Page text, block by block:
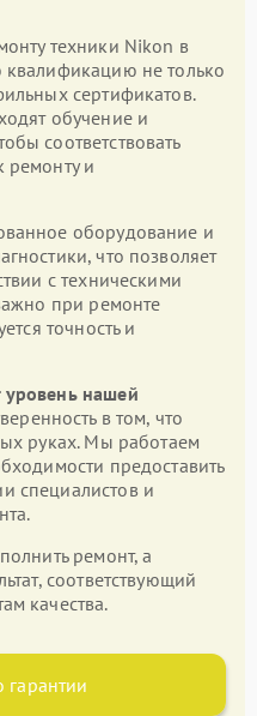
техники Nikon в
не только
сертификатов.
обучение и
соответствовать
и
оборудование и
что позволяет
с техническими
при ремонте
точность и
нашей
в том, что
руках. Мы работаем
предоставить
специалистов и
ремонт, а
соответствующий
качества.